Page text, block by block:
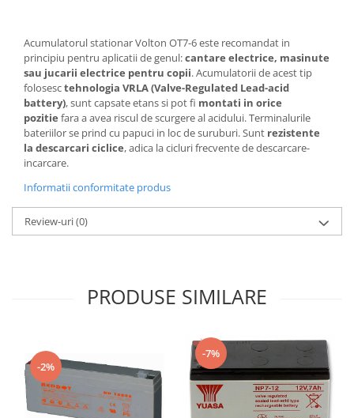
Acumulatorul stationar Volton OT7-6 este recomandat in
principiu pentru aplicatii de genul:cantare electrice, masinute
sau jucarii electrice pentru copii. Acumulatorii de acest tip
folosesctehnologia VRLA (Valve-Regulated Lead-acid
battery), sunt capsate etans si pot fi montati in orice
pozitie fara a avea riscul de scurgere al acidului. Terminalurile
bateriilor se prind cu papuci in loc de suruburi. Sunt rezistente
la descarcari ciclice, adica la cicluri frecvente de descarcare-
incarcare.
Informatii conformitate produs
Review-uri(0)
PRODUSE SIMILARE
-2%
-7%